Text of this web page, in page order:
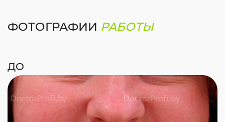
ФОТОГРАФИИ РАБОТЫ
ДО